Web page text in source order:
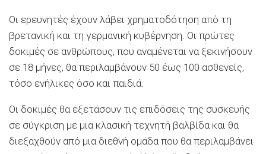
Οι ερευνητές έχουν λάβει χρηματοδότηση από τη
βρετανική και τη γερμανική κυβέρνηση. Οι πρώτες
δοκιμές σε ανθρώπους, που αναμένεται να ξεκινήσουν
σε 18 μήνες, θα περιλαμβάνουν 50 έως 100 ασθενείς,
τόσο ενήλικες όσο και παιδιά.
Οι δοκιμές θα εξετάσουν τις επιδόσεις της συσκευής
σε σύγκριση με μια κλασική τεχνητή βαλβίδα και θα
διεξαχθούν από μια διεθνή ομάδα που θα περιλαμβάνει